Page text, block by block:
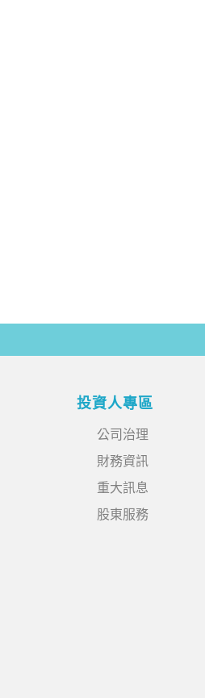
投資人專區
公司治理
財務資訊
重大訊息
股東服務